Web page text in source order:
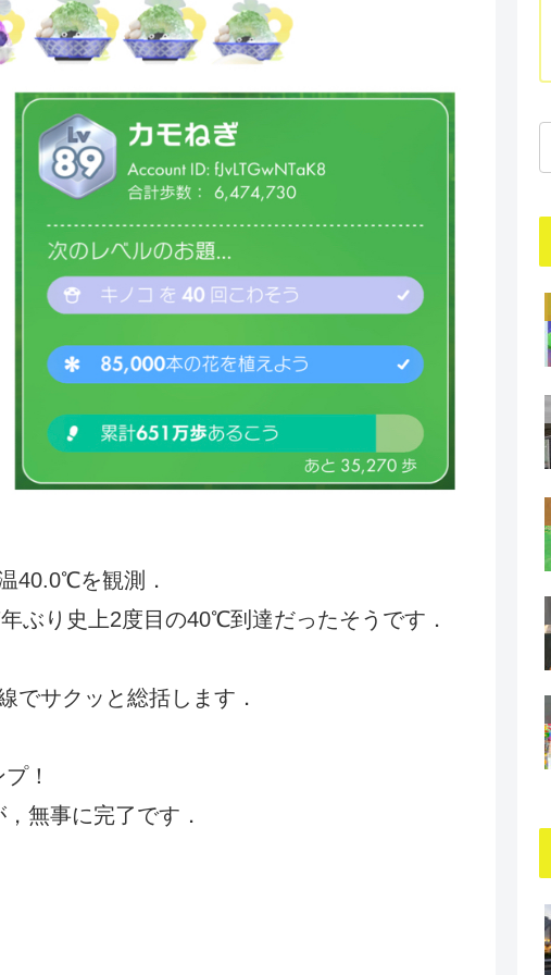
40.0℃を観測．
ぶり史上2度目の40℃到達だったそうです．
でサクッと総括します．
！
無事に完了です．